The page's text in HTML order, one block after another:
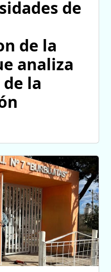
de
de la
analiza
la